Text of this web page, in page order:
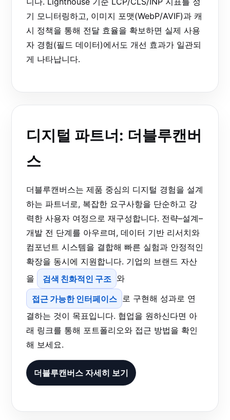
기 모니터링하고, 이미지 포맷(WebP/AVIF)과 캐
시 정책을 통해 전달 효율을 확보하면 실제 사용
자 경험(필드 데이터)에서도 개선 효과가 일관되
게 나타납니다.
디지털 파트너: 더블루캔버
스
더블루캔버스는 제품 중심의 디지털 경험을 설계
하는 파트너로, 복잡한 요구사항을 단순하고 강
력한 사용자 여정으로 재구성합니다. 전략–설계–
개발 전 단계를 아우르며, 데이터 기반 리서치와
컴포넌트 시스템을 결합해 빠른 실험과 안정적인
확장을 동시에 지원합니다. 기업의 브랜드 자산
을
검색 친화적인 구조 와
접근 가능한 인터페이스 로 구현해 성과로 연
결하는 것이 목표입니다. 협업을 원하신다면 아
래 링크를 통해 포트폴리오와 접근 방법을 확인
해 보세요.
더블루캔버스 자세히 보기